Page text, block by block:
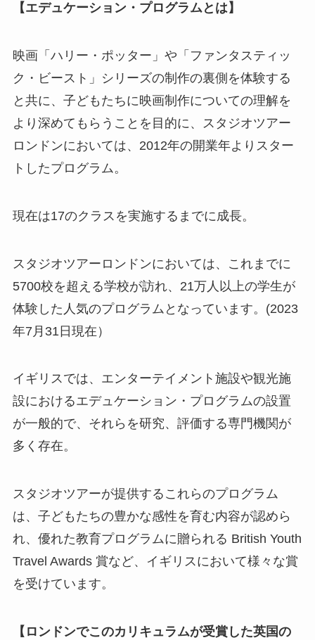
【エデュケーション・プログラムとは】
映画「ハリー・ポッター」や「ファンタスティッ
ク・ビースト」シリーズの制作の裏側を体験する
と共に、子どもたちに映画制作についての理解を
より深めてもらうことを目的に、スタジオツアー
ロンドンにおいては、2012年の開業年よりスター
トしたプログラム。
現在は17のクラスを実施するまでに成長。
スタジオツアーロンドンにおいては、これまでに
5700校を超える学校が訪れ、21万人以上の学生が
体験した人気のプログラムとなっています。(2023
年7月31日現在）
イギリスでは、エンターテイメント施設や観光施
設におけるエデュケーション・プログラムの設置
が一般的で、それらを研究、評価する専門機関が
多く存在。
スタジオツアーが提供するこれらのプログラム
は、子どもたちの豊かな感性を育む内容が認めら
れ、優れた教育プログラムに贈られる British Youth
Travel Awards 賞など、イギリスにおいて様々な賞
を受けています。
【ロンドンでこのカリキュラムが受賞した英国の